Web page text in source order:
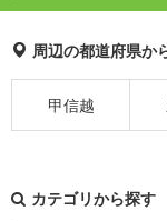
周辺の都道府県か
甲信越
カテゴリから探す